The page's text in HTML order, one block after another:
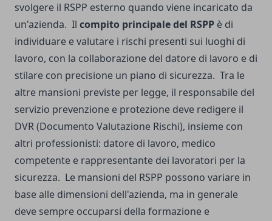
svolgere il RSPP esterno quando viene incaricato da
un'azienda. Il compito principale del RSPP è di
individuare e valutare i rischi presenti sui luoghi di
lavoro, con la collaborazione del datore di lavoro e di
stilare con precisione un piano di sicurezza. Tra le
altre mansioni previste per legge, il responsabile del
servizio prevenzione e protezione deve redigere il
DVR (Documento Valutazione Rischi), insieme con
altri professionisti: datore di lavoro, medico
competente e rappresentante dei lavoratori per la
sicurezza. Le mansioni del RSPP possono variare in
base alle dimensioni dell'azienda, ma in generale
deve sempre occuparsi della formazione e